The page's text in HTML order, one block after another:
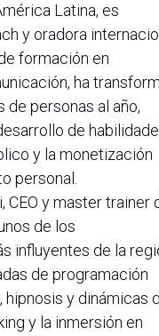
Latina, es
y oradora
formación en
ha
de personas al año,
de
y la monetización
personal.
CEO y master trainer
de los
influyentes de la
de programación
hipnosis y dinámicas
y la inmersión en